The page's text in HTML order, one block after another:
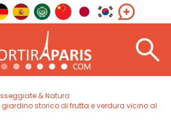
& Natura
giardino storico di frutta e verdura vicino al